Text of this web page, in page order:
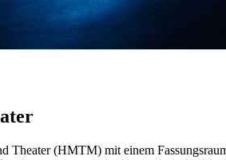
(HMTM) mit einem